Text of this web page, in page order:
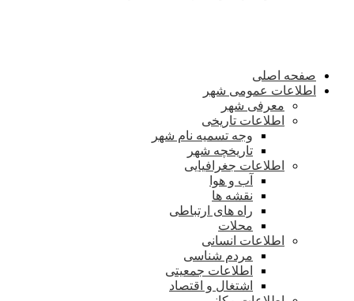
صفحه اصلی
اطلاعات عمومی شهر
معرفی شهر
اطلاعات تاریخی
وجه تسمیه نام شهر
تاریخچه شهر
اطلاعات جغرافیایی
آب و هوا
نقشه ها
راه های ارتباطی
محلات
اطلاعات انسانی
مردم شناسی
اطلاعات جمعیتی
اشتغال و اقتصاد